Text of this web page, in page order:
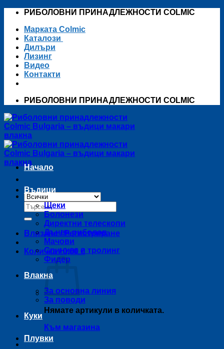
Skip
content
РИБОЛОВНИ ПРИНАДЛЕЖНОСТИ COLMIC
Марката Colmic
Каталози
Дилъри
Лизинг
Видео
Контакти
РИБОЛОВНИ ПРИНАДЛЕЖНОСТИ COLMIC
Търсене
за:
Влизане / Регистриране
Количка /0,00 €
Нямате артикули в количката.
Към магазина
Количка
Начало
Въдици
Щеки
Болонези
Директни телескопи
Дънен риболов
Мачови
Спининг и тролинг
Фидер
Влакна
За основна линия
За поводи
Куки
Плувки